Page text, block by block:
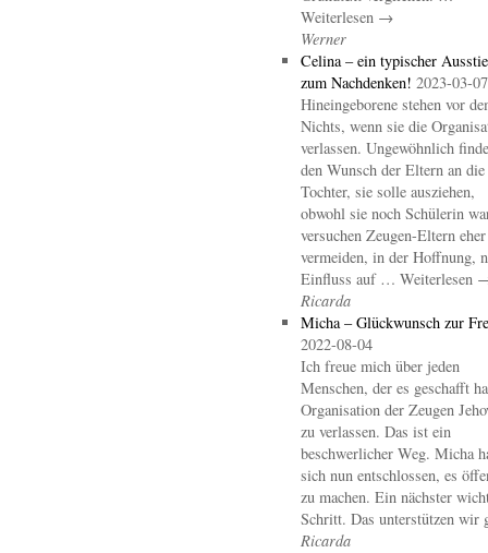
Weiterlesen →
Werner
Celina – ein typischer
zum Nachdenken! 2023-03-07
Hineingeborene stehen vor
Nichts, wenn sie die
verlassen. Ungewöhnlich
den Wunsch der Eltern an die
Tochter, sie solle ausziehen,
obwohl sie noch Schülerin
versuchen Zeugen-Eltern
vermeiden, in der Hoffnung,
Einfluss auf … Weiterlesen
Ricarda
Micha – Glückwunsch zur
2022-08-04
Ich freue mich über jeden
Menschen, der es geschafft
Organisation der Zeugen
zu verlassen. Das ist ein
beschwerlicher Weg. Micha
sich nun entschlossen, es
zu machen. Ein nächster
Schritt. Das unterstützen wir
Ricarda